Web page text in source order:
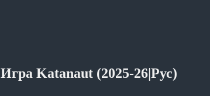
Игра Katanaut (2025-26|Рус)